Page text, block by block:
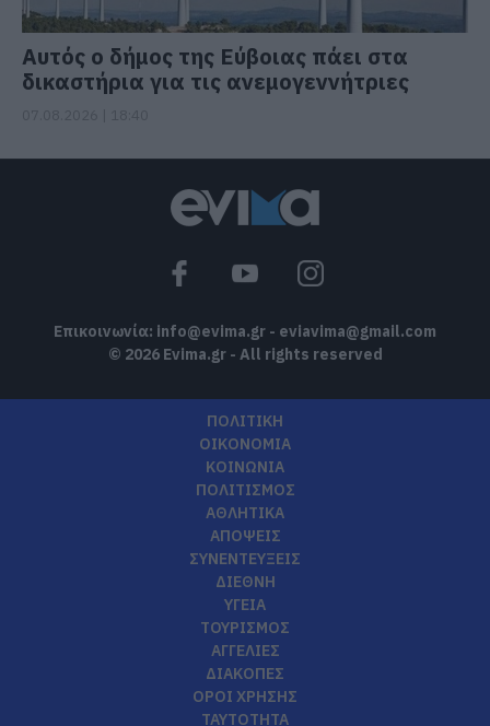
Αυτός ο δήμος της Εύβοιας πάει στα
δικαστήρια για τις ανεμογεννήτριες
Επικοινωνία: info@evima.gr - eviavima@gmail.com
© 2026 Evima.gr - All rights reserved
ΠΟΛΙΤΙΚΗ
ΟΙΚΟΝΟΜΙΑ
ΚΟΙΝΩΝΙΑ
ΠΟΛΙΤΙΣΜΟΣ
ΑΘΛΗΤΙΚΑ
ΑΠΟΨΕΙΣ
ΣΥΝΕΝΤΕΥΞΕΙΣ
ΔΙΕΘΝΗ
ΥΓΕΙΑ
ΤΟΥΡΙΣΜΟΣ
ΑΓΓΕΛΙΕΣ
ΔΙΑΚΟΠΕΣ
ΟΡΟΙ ΧΡΗΣΗΣ
ΤΑΥΤΟΤΗΤΑ